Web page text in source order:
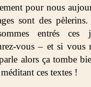
pour nous
sont des
entrés ces
vous – et si vous
alors ça tombe
ces textes !